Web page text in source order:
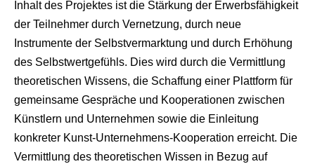
Inhalt des Projektes ist die Stärkung der Erwerbsfähigkeit
der Teilnehmer durch Vernetzung, durch neue
Instrumente der Selbstvermarktung und durch Erhöhung
des Selbstwertgefühls. Dies wird durch die Vermittlung
theoretischen Wissens, die Schaffung einer Plattform für
gemeinsame Gespräche und Kooperationen zwischen
Künstlern und Unternehmen sowie die Einleitung
konkreter Kunst-Unternehmens-Kooperation erreicht. Die
Vermittlung des theoretischen Wissen in Bezug auf